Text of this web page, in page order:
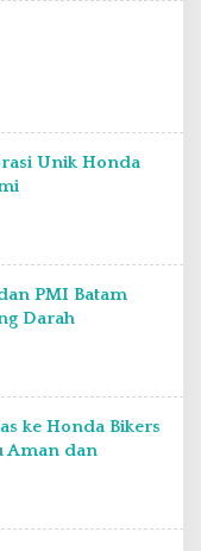
Unik Honda
PMI Batam
Darah
ke Honda Bikers
Aman dan